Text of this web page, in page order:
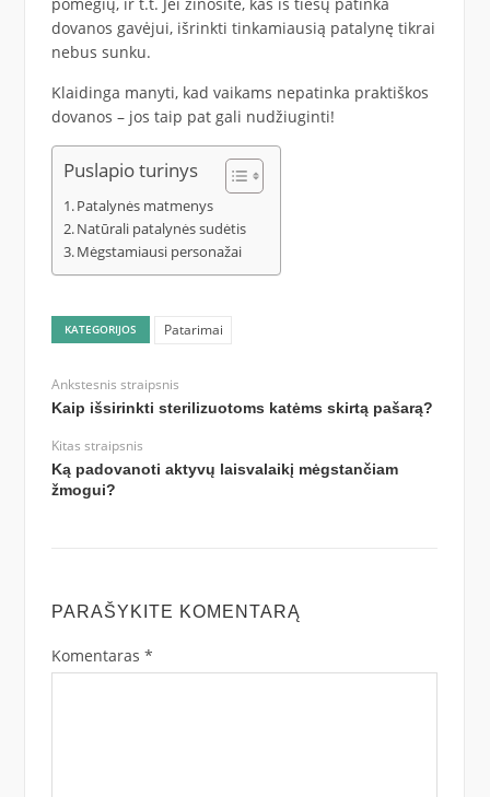
dovanos gavėjui, išrinkti tinkamiausią patalynę tikrai
nebus sunku.
Klaidinga manyti, kad vaikams nepatinka praktiškos
dovanos – jos taip pat gali nudžiuginti!
Puslapio turinys
Patalynės matmenys
Natūrali patalynės sudėtis
Mėgstamiausi personažai
KATEGORIJOS Patarimai
Ankstesnis straipsnis
Kaip išsirinkti sterilizuotoms katėms skirtą pašarą?
Kitas straipsnis
Ką padovanoti aktyvų laisvalaikį mėgstančiam
žmogui?
PARAŠYKITE KOMENTARĄ
Komentaras *